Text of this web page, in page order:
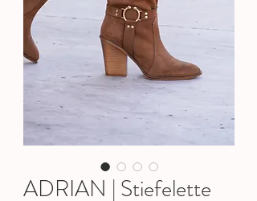
ADRIAN | Stiefelette